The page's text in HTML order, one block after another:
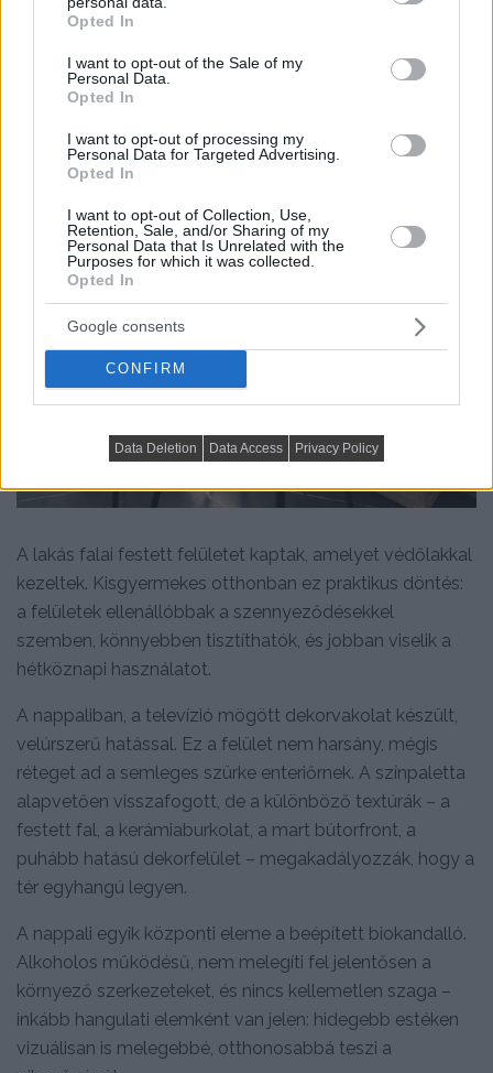
grant or deny consent to Google and its third-party tags to
use your data for below specified purposes in below Google
consent section.
Opted In
I want to opt-out of the Sale of my
Personal Data.
Opted In
I want to opt-out of processing my
Personal Data for Targeted Advertising.
Opted In
I want to opt-out of Collection, Use,
Retention, Sale, and/or Sharing of my
Personal Data that Is Unrelated with the
Purposes for which it was collected.
Opted In
Google consents
CONFIRM
Data Deletion Data Access Privacy Policy
A lakás falai festett felületet kaptak, amelyet védőlakkal
kezeltek. Kisgyermekes otthonban ez praktikus döntés:
a felületek ellenállóbbak a szennyeződésekkel
szemben, könnyebben tisztíthatók, és jobban viselik a
hétköznapi használatot.
A nappaliban, a televízió mögött dekorvakolat készült,
velúrszerű hatással. Ez a felület nem harsány, mégis
réteget ad a semleges szürke enteriőrnek. A színpaletta
alapvetően visszafogott, de a különböző textúrák – a
festett fal, a kerámiaburkolat, a mart bútorfront, a
puhább hatású dekorfelület – megakadályozzák, hogy a
tér egyhangú legyen.
A nappali egyik központi eleme a beépített biokandalló.
Alkoholos működésű, nem melegíti fel jelentősen a
környező szerkezeteket, és nincs kellemetlen szaga –
inkább hangulati elemként van jelen: hidegebb estéken
vizuálisan is melegebbé, otthonosabbá teszi a